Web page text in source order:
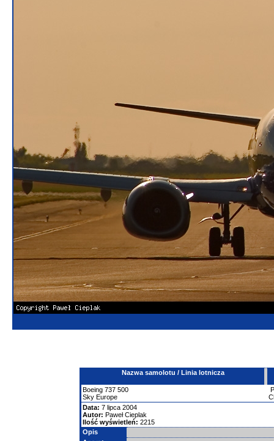
Nazwa samolotu / Linia lotnicza
Boeing 737 500
Sky Europe
Data: 7 lipca 2004
Autor: Paweł Cieplak
Ilość wyświetleń: 2215
Opis